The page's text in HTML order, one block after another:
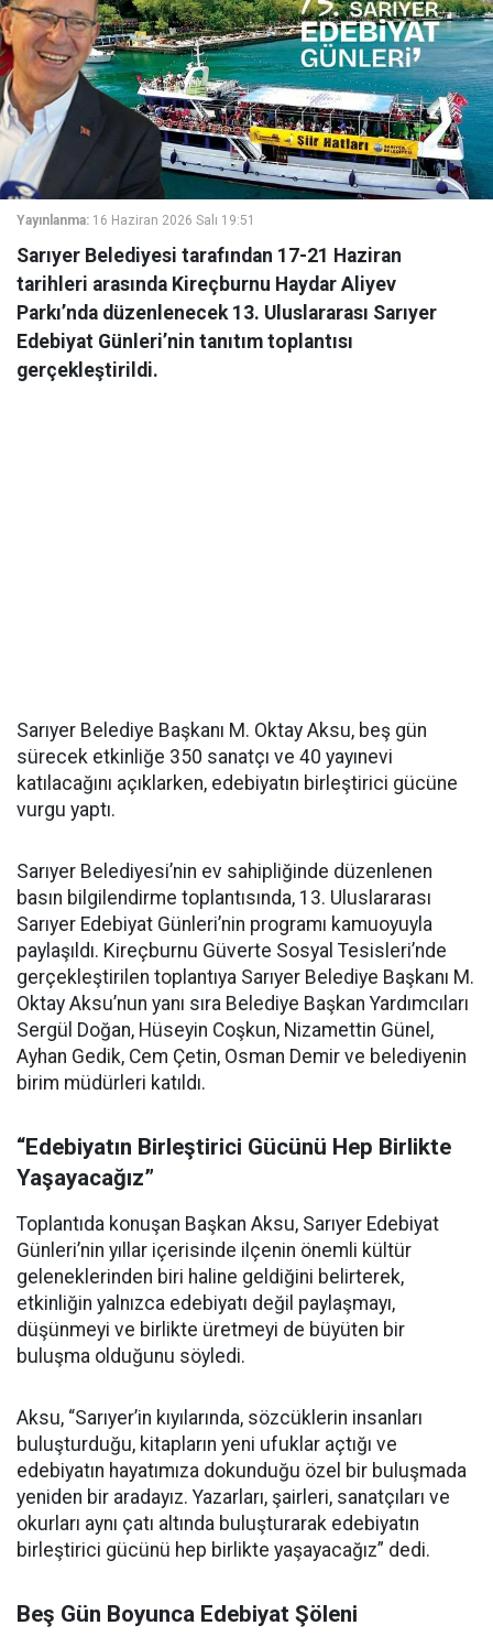
Yayınlanma: 16 Haziran 2026 Salı 19:51
Sarıyer Belediyesi tarafından 17-21 Haziran
tarihleri arasında Kireçburnu Haydar Aliyev
Parkı’nda düzenlenecek 13. Uluslararası Sarıyer
Edebiyat Günleri’nin tanıtım toplantısı
gerçekleştirildi.
Sarıyer Belediye Başkanı M. Oktay Aksu, beş gün
sürecek etkinliğe 350 sanatçı ve 40 yayınevi
katılacağını açıklarken, edebiyatın birleştirici gücüne
vurgu yaptı.
Sarıyer Belediyesi’nin ev sahipliğinde düzenlenen
basın bilgilendirme toplantısında, 13. Uluslararası
Sarıyer Edebiyat Günleri’nin programı kamuoyuyla
paylaşıldı. Kireçburnu Güverte Sosyal Tesisleri’nde
gerçekleştirilen toplantıya Sarıyer Belediye Başkanı M.
Oktay Aksu’nun yanı sıra Belediye Başkan Yardımcıları
Sergül Doğan, Hüseyin Coşkun, Nizamettin Günel,
Ayhan Gedik, Cem Çetin, Osman Demir ve belediyenin
birim müdürleri katıldı.
“Edebiyatın Birleştirici Gücünü Hep Birlikte
Yaşayacağız”
Toplantıda konuşan Başkan Aksu, Sarıyer Edebiyat
Günleri’nin yıllar içerisinde ilçenin önemli kültür
geleneklerinden biri haline geldiğini belirterek,
etkinliğin yalnızca edebiyatı değil paylaşmayı,
düşünmeyi ve birlikte üretmeyi de büyüten bir
buluşma olduğunu söyledi.
Aksu, “Sarıyer’in kıyılarında, sözcüklerin insanları
buluşturduğu, kitapların yeni ufuklar açtığı ve
edebiyatın hayatımıza dokunduğu özel bir buluşmada
yeniden bir aradayız. Yazarları, şairleri, sanatçıları ve
okurları aynı çatı altında buluşturarak edebiyatın
birleştirici gücünü hep birlikte yaşayacağız” dedi.
Beş Gün Boyunca Edebiyat Şöleni